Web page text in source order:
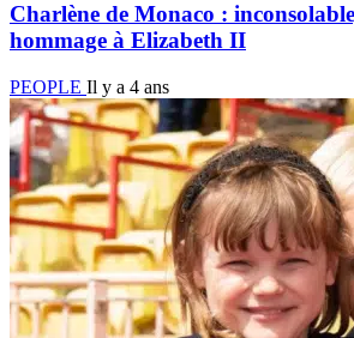
Charlène de Monaco :
hommage à Elizabeth II
PEOPLE Il y a 4 ans